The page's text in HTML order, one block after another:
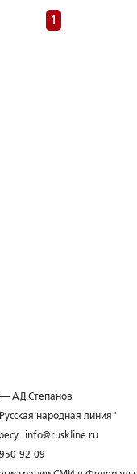
1
А.Д.Степанов
народная линия"
info@ruskline.ru
92-09